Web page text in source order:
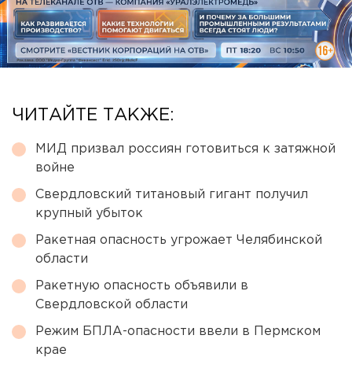
ЧИТАЙТЕ ТАКЖЕ:
МИД призвал россиян готовиться к затяжной
войне
Свердловский титановый гигант получил
крупный убыток
Ракетная опасность угрожает Челябинской
области
Ракетную опасность объявили в
Свердловской области
Режим БПЛА-опасности ввели в Пермском
крае